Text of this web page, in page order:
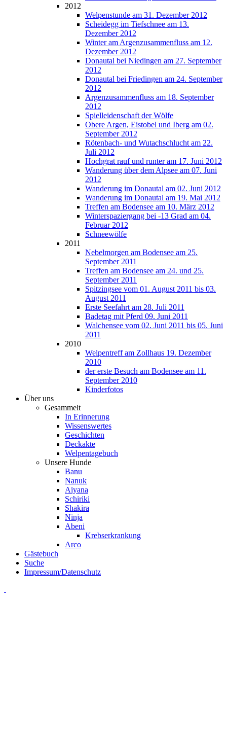
2012
Welpenstunde am 31. Dezember 2012
Scheidegg im Tiefschnee am 13.
Dezember 2012
Winter am Argenzusammenfluss am 12.
Dezember 2012
Donautal bei Niedingen am 27. September
2012
Donautal bei Friedingen am 24. September
2012
Argenzusammenfluss am 18. September
2012
Spielleidenschaft der Wölfe
Obere Argen, Eistobel und Iberg am 02.
September 2012
Rötenbach- und Wutachschlucht am 22.
Juli 2012
Hochgrat rauf und runter am 17. Juni 2012
Wanderung über dem Alpsee am 07. Juni
2012
Wanderung im Donautal am 02. Juni 2012
Wanderung im Donautal am 19. Mai 2012
Treffen am Bodensee am 10. März 2012
Winterspaziergang bei -13 Grad am 04.
Februar 2012
Schneewölfe
2011
Nebelmorgen am Bodensee am 25.
September 2011
Treffen am Bodensee am 24. und 25.
September 2011
Spitzingsee vom 01. August 2011 bis 03.
August 2011
Erste Seefahrt am 28. Juli 2011
Badetag mit Pferd 09. Juni 2011
Walchensee vom 02. Juni 2011 bis 05. Juni
2011
2010
Welpentreff am Zollhaus 19. Dezember
2010
der erste Besuch am Bodensee am 11.
September 2010
Kinderfotos
Über uns
Gesammelt
In Erinnerung
Wissenswertes
Geschichten
Deckakte
Welpentagebuch
Unsere Hunde
Banu
Nanuk
Aiyana
Schiriki
Shakira
Ninja
Abeni
Krebserkrankung
Arco
Gästebuch
Suche
Impressum/Datenschutz